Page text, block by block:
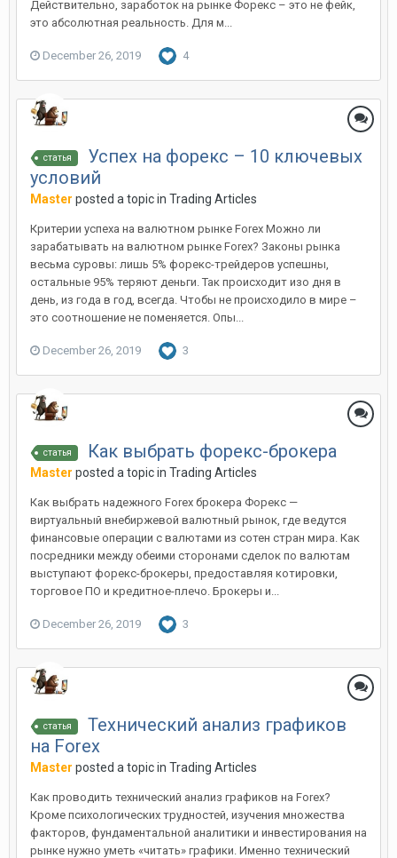
Действительно, заработок на рынке Форекс – это не фейк,
это абсолютная реальность. Для м...
December 26, 2019 4
статья
Успех на форекс – 10 ключевых
условий
Master posted a topic in Trading Articles
Критерии успеха на валютном рынке Forex Можно ли
зарабатывать на валютном рынке Forex? Законы рынка
весьма суровы: лишь 5% форекс-трейдеров успешны,
остальные 95% теряют деньги. Так происходит изо дня в
день, из года в год, всегда. Чтобы не происходило в мире –
это соотношение не поменяется. Опы...
December 26, 2019 3
статья Как выбрать форекс-брокера
Master posted a topic in Trading Articles
Как выбрать надежного Forex брокера Форекс —
виртуальный внебиржевой валютный рынок, где ведутся
финансовые операции с валютами из сотен стран мира. Как
посредники между обеими сторонами сделок по валютам
выступают форекс-брокеры, предоставляя котировки,
торговое ПО и кредитное-плечо. Брокеры и...
December 26, 2019 3
статья
Технический анализ графиков
на Forex
Master posted a topic in Trading Articles
Как проводить технический анализ графиков на Forex?
Кроме психологических трудностей, изучения множества
факторов, фундаментальной аналитики и инвестирования на
рынке нужно уметь «читать» графики. Именно технический